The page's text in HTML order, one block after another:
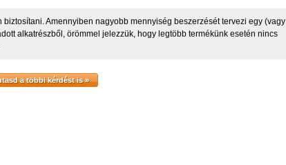
Amennyiben nagyobb mennyiség beszerzését tervezi egy (vagy
alkatrészből, örömmel jelezzük, hogy legtöbb termékünk esetén nincs